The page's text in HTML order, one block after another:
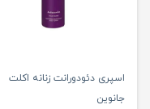
اسپری دئودورانت زنانه اکلت
جانوین